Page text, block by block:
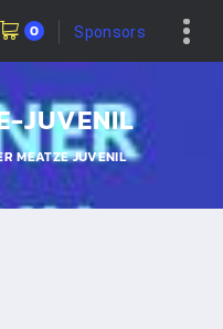
0 Sponsors
JUVENIL
MEATZE JUVENIL